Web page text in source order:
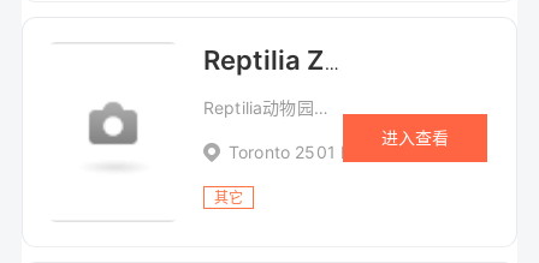
Reptilia Zoo
Reptilia动物园位于Vaughan（旺市），动物园里有200多种动物
Toronto 2501 Rutherford Rd., Building
其它
进入查看